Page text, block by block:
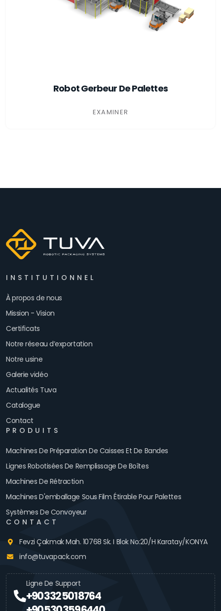
Robot Gerbeur De Palettes
EXAMINER
INSTITUTIONNEL
À propos de nous
Mission - Vision
Certificats
Notre réseau d’exportation
Notre usine
Galerie vidéo
Actualités Tuva
Catalogue
Contact
PRODUITS
Machines De Préparation De Caisses Et De Bandes
Lignes Robotisées De Remplissage De Boîtes
Machines De Rétraction
Machines D'emballage Sous Film Étirable Pour Palettes
Systèmes De Convoyeur
CONTACT
Fevzi Çakmak Mah. 10768 Sk. I Blok No:20/H Karatay/KONYA
info@tuvapack.com
Ligne De Support
+90 332 501 8764